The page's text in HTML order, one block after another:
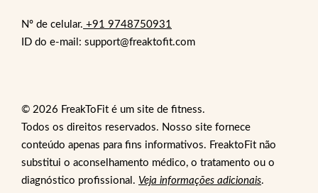
Nº de celular. +91 9748750931
ID do e-mail: support@freaktofit.com
© 2026 FreakToFit é um site de fitness.
Todos os direitos reservados. Nosso site fornece
conteúdo apenas para fins informativos. FreaktoFit não
substitui o aconselhamento médico, o tratamento ou o
diagnóstico profissional. Veja informações adicionais.